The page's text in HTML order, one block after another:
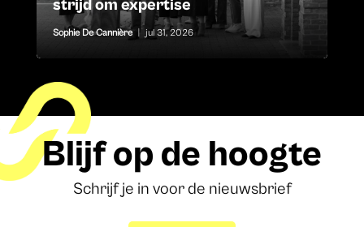
strijd om expertise
Sophie De Cannière | jul 31, 2026
Blijf op de hoogte
Schrijf je in voor de nieuwsbrief